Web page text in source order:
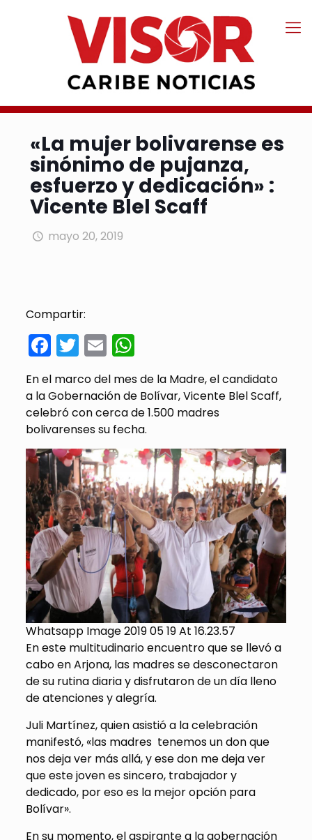
«La mujer bolivarense es
sinónimo de pujanza,
esfuerzo y dedicación» :
Vicente Blel Scaff
mayo 20, 2019
Compartir:
Facebook
Twitter
EmailWhatsApp
En el marco del mes de la Madre, el candidato
a la Gobernación de Bolívar, Vicente Blel Scaff,
celebró con cerca de 1.500 madres
bolivarenses su fecha.
Whatsapp Image 2019 05 19 At 16.23.57
En este multitudinario encuentro que se llevó a
cabo en Arjona, las madres se desconectaron
de su rutina diaria y disfrutaron de un día lleno
de atenciones y alegría.
Juli Martínez, quien asistió a la celebración
manifestó, «las madres tenemos un don que
nos deja ver más allá, y ese don me deja ver
que este joven es sincero, trabajador y
dedicado, por eso es la mejor opción para
Bolívar».
En su momento, el aspirante a la gobernación